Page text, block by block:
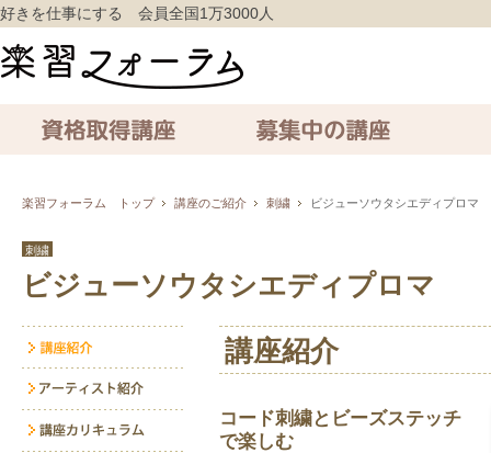
好きを仕事にする 会員全国1万3000人
楽習フォーラム トップ 講座のご紹介 刺繍 ビジューソウタシエディプロマ
刺繍
ビジューソウタシエディプロマ
講座紹介
コード刺繍とビーズステッチ
で楽しむ